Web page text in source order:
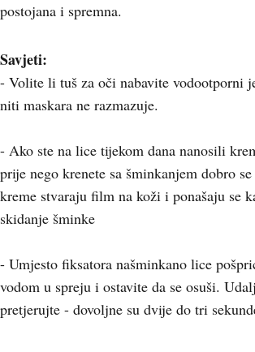
postojana i spremna.
Savjeti:
- Volite li tuš za oči nabavite vodootporni
niti maskara ne razmazuje.
- Ako ste na lice tijekom dana nanosili
prije nego krenete sa šminkanjem dobro
kreme stvaraju film na koži i ponašaju se
skidanje šminke
- Umjesto fiksatora našminkano lice
vodom u spreju i ostavite da se osuši.
pretjerujte - dovoljne su dvije do tri